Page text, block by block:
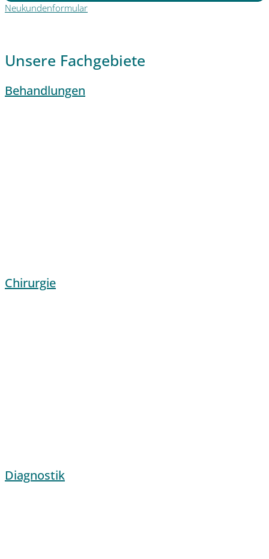
Neukundenformular
Unsere Fachgebiete
Behandlungen
Chirurgie
Diagnostik